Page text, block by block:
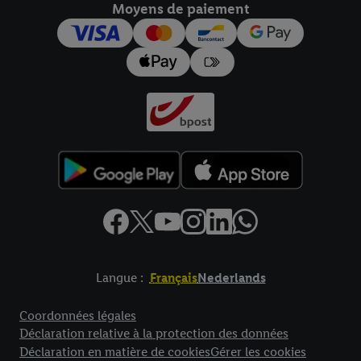
Moyens de paiement
Langue : FrançaisNederlands
Coordonnées légales
Déclaration relative à la protection des données
Déclaration en matière de cookiesGérer les cookies
pour l’avenir dans notredéclaration relative à la protection des
données
Vous trouverez les impressions ici.